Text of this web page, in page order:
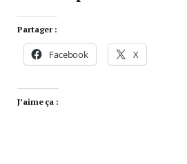
Partager :
Facebook X
J’aime ça :